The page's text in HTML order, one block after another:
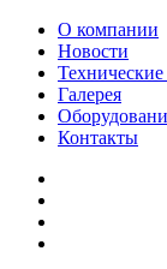
О компании
Новости
Галерея
Контакты